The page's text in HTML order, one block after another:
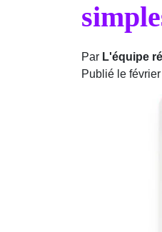
Par L'équipe
Publié le